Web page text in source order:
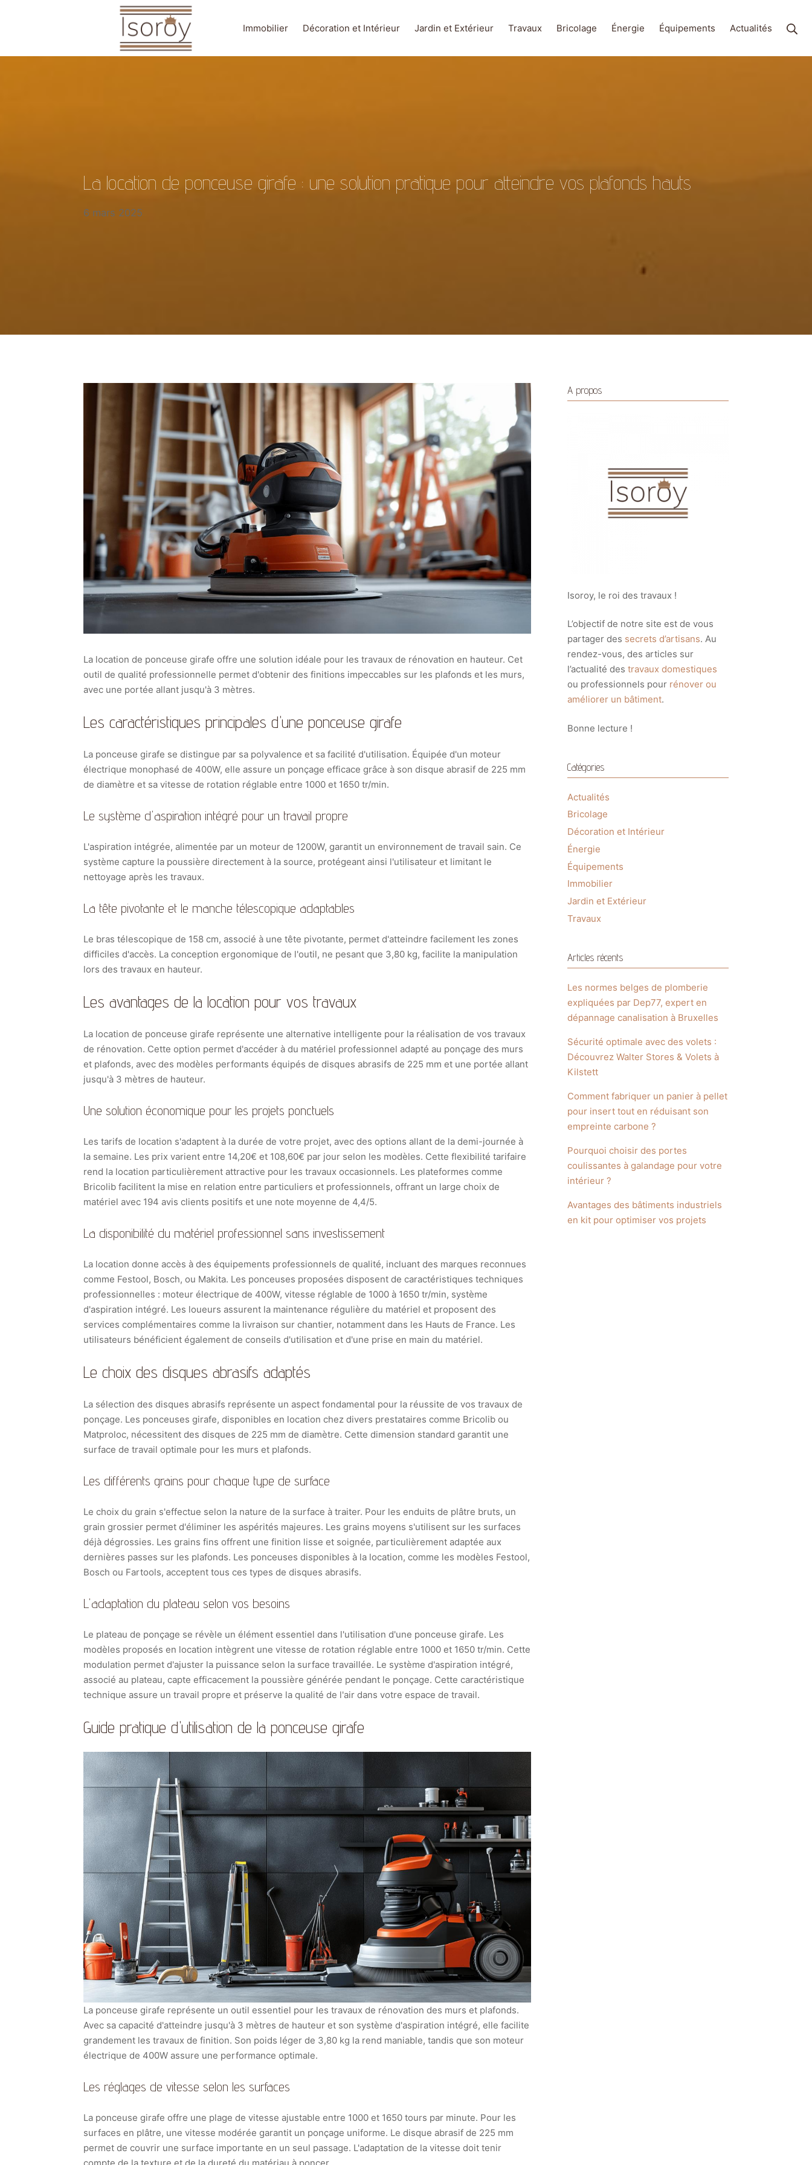
Immobilier Décoration et Intérieur Jardin et Extérieur Travaux Bricolage Énergie Équipements Actualités
La location de ponceuse girafe : une solution pratique pour atteindre vos plafonds hauts
6 mars 2025
La location de ponceuse girafe offre une solution idéale pour les travaux de rénovation en hauteur. Cet
outil de qualité professionnelle permet d'obtenir des finitions impeccables sur les plafonds et les murs,
avec une portée allant jusqu'à 3 mètres.
Les caractéristiques principales d'une ponceuse girafe
La ponceuse girafe se distingue par sa polyvalence et sa facilité d'utilisation. Équipée d'un moteur
électrique monophasé de 400W, elle assure un ponçage efficace grâce à son disque abrasif de 225 mm
de diamètre et sa vitesse de rotation réglable entre 1000 et 1650 tr/min.
Le système d'aspiration intégré pour un travail propre
L'aspiration intégrée, alimentée par un moteur de 1200W, garantit un environnement de travail sain. Ce
système capture la poussière directement à la source, protégeant ainsi l'utilisateur et limitant le
nettoyage après les travaux.
La tête pivotante et le manche télescopique adaptables
Le bras télescopique de 158 cm, associé à une tête pivotante, permet d'atteindre facilement les zones
difficiles d'accès. La conception ergonomique de l'outil, ne pesant que 3,80 kg, facilite la manipulation
lors des travaux en hauteur.
Les avantages de la location pour vos travaux
La location de ponceuse girafe représente une alternative intelligente pour la réalisation de vos travaux
de rénovation. Cette option permet d'accéder à du matériel professionnel adapté au ponçage des murs
et plafonds, avec des modèles performants équipés de disques abrasifs de 225 mm et une portée allant
jusqu'à 3 mètres de hauteur.
Une solution économique pour les projets ponctuels
Les tarifs de location s'adaptent à la durée de votre projet, avec des options allant de la demi-journée à
la semaine. Les prix varient entre 14,20€ et 108,60€ par jour selon les modèles. Cette flexibilité tarifaire
rend la location particulièrement attractive pour les travaux occasionnels. Les plateformes comme
Bricolib facilitent la mise en relation entre particuliers et professionnels, offrant un large choix de
matériel avec 194 avis clients positifs et une note moyenne de 4,4/5.
La disponibilité du matériel professionnel sans investissement
La location donne accès à des équipements professionnels de qualité, incluant des marques reconnues
comme Festool, Bosch, ou Makita. Les ponceuses proposées disposent de caractéristiques techniques
professionnelles : moteur électrique de 400W, vitesse réglable de 1000 à 1650 tr/min, système
d'aspiration intégré. Les loueurs assurent la maintenance régulière du matériel et proposent des
services complémentaires comme la livraison sur chantier, notamment dans les Hauts de France. Les
utilisateurs bénéficient également de conseils d'utilisation et d'une prise en main du matériel.
Le choix des disques abrasifs adaptés
La sélection des disques abrasifs représente un aspect fondamental pour la réussite de vos travaux de
ponçage. Les ponceuses girafe, disponibles en location chez divers prestataires comme Bricolib ou
Matproloc, nécessitent des disques de 225 mm de diamètre. Cette dimension standard garantit une
surface de travail optimale pour les murs et plafonds.
Les différents grains pour chaque type de surface
Le choix du grain s'effectue selon la nature de la surface à traiter. Pour les enduits de plâtre bruts, un
grain grossier permet d'éliminer les aspérités majeures. Les grains moyens s'utilisent sur les surfaces
déjà dégrossies. Les grains fins offrent une finition lisse et soignée, particulièrement adaptée aux
dernières passes sur les plafonds. Les ponceuses disponibles à la location, comme les modèles Festool,
Bosch ou Fartools, acceptent tous ces types de disques abrasifs.
L'adaptation du plateau selon vos besoins
Le plateau de ponçage se révèle un élément essentiel dans l'utilisation d'une ponceuse girafe. Les
modèles proposés en location intègrent une vitesse de rotation réglable entre 1000 et 1650 tr/min. Cette
modulation permet d'ajuster la puissance selon la surface travaillée. Le système d'aspiration intégré,
associé au plateau, capte efficacement la poussière générée pendant le ponçage. Cette caractéristique
technique assure un travail propre et préserve la qualité de l'air dans votre espace de travail.
Guide pratique d'utilisation de la ponceuse girafe
La ponceuse girafe représente un outil essentiel pour les travaux de rénovation des murs et plafonds.
Avec sa capacité d'atteindre jusqu'à 3 mètres de hauteur et son système d'aspiration intégré, elle facilite
grandement les travaux de finition. Son poids léger de 3,80 kg la rend maniable, tandis que son moteur
électrique de 400W assure une performance optimale.
Les réglages de vitesse selon les surfaces
La ponceuse girafe offre une plage de vitesse ajustable entre 1000 et 1650 tours par minute. Pour les
surfaces en plâtre, une vitesse modérée garantit un ponçage uniforme. Le disque abrasif de 225 mm
permet de couvrir une surface importante en un seul passage. L'adaptation de la vitesse doit tenir
A propos
Isoroy, le roi des travaux !
L’objectif de notre site est de vous
partager des secrets d’artisans. Au
rendez-vous, des articles sur
l’actualité des travaux domestiques
ou professionnels pour rénover ou
améliorer un bâtiment.
Bonne lecture !
Catégories
Actualités
Bricolage
Décoration et Intérieur
Énergie
Équipements
Immobilier
Jardin et Extérieur
Travaux
Articles récents
Les normes belges de plomberie
expliquées par Dep77, expert en
dépannage canalisation à Bruxelles
Sécurité optimale avec des volets :
Découvrez Walter Stores & Volets à
Kilstett
Comment fabriquer un panier à pellet
pour insert tout en réduisant son
empreinte carbone ?
Pourquoi choisir des portes
coulissantes à galandage pour votre
intérieur ?
Avantages des bâtiments industriels
en kit pour optimiser vos projets